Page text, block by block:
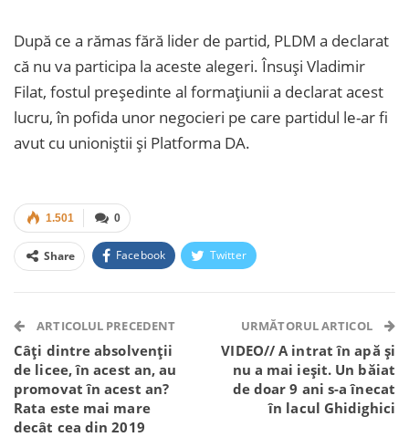
După ce a rămas fără lider de partid, PLDM a declarat
că nu va participa la aceste alegeri. Însuși Vladimir
Filat, fostul președinte al formațiunii a declarat acest
lucru, în pofida unor negocieri pe care partidul le-ar fi
avut cu unioniștii și Platforma DA.
0
1.501
Share Facebook Twitter
Telegram WhatsApp Viber
ARTICOLUL PRECEDENT
Câți dintre absolvenții
de licee, în acest an, au
promovat în acest an?
Rata este mai mare
decât cea din 2019
URMĂTORUL ARTICOL
VIDEO// A intrat în apă și
nu a mai ieșit. Un băiat
de doar 9 ani s-a înecat
în lacul Ghidighici